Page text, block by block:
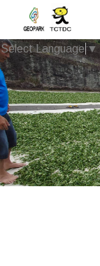
Select Language▼